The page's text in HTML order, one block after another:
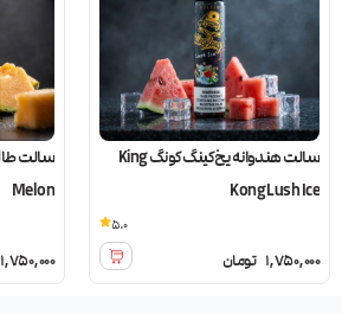
سالت هندوانه یخ کینگ کونگ King
Kong Lush Ice
1,750,000 تومان
5.0
Melon
1,750,000